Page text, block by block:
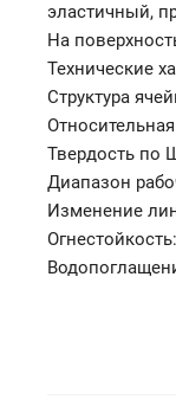
эластичный,
На
Технические
Структура
Твердость по
Диапазон
Изменение